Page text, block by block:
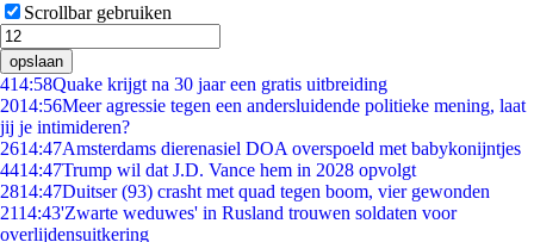
Scrollbar gebruiken
opslaan
414:58Quake krijgt na 30 jaar een gratis uitbreiding
2014:56Meer agressie tegen een andersluidende politieke mening, laat
jij je intimideren?
2614:47Amsterdams dierenasiel DOA overspoeld met babykonijntjes
4414:47Trump wil dat J.D. Vance hem in 2028 opvolgt
2814:47Duitser (93) crasht met quad tegen boom, vier gewonden
2114:43'Zwarte weduwes' in Rusland trouwen soldaten voor
overlijdensuitkering